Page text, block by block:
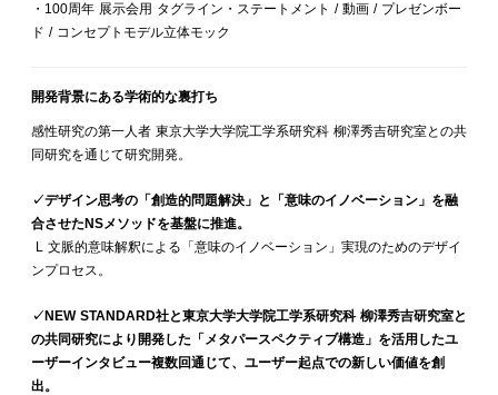
・100周年 展示会用 タグライン・ステートメント / 動画 / プレゼンボー
ド / コンセプトモデル立体モック
開発背景にある学術的な裏打ち
感性研究の第一人者 東京大学大学院工学系研究科 柳澤秀吉研究室との共
同研究を通じて研究開発。
✓デザイン思考の「創造的問題解決」と「意味のイノベーション」を融
合させたNSメソッドを基盤に推進。
L 文脈的意味解釈による「意味のイノベーション」実現のためのデザイ
ンプロセス。
✓NEW STANDARD社と東京大学大学院工学系研究科 柳澤秀吉研究室と
の共同研究により開発した「メタパースペクティブ構造」を活用したユ
ーザーインタビュー複数回通じて、ユーザー起点での新しい価値を創
出。